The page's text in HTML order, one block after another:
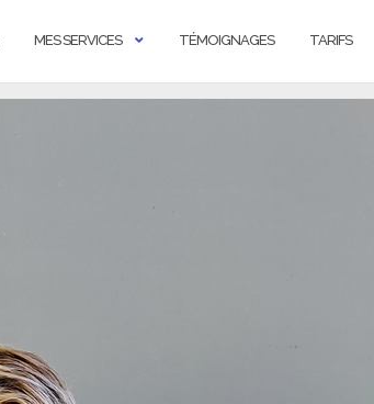
MES SERVICES TÉMOIGNAGES TARIFS